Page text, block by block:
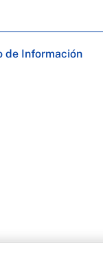
de Información